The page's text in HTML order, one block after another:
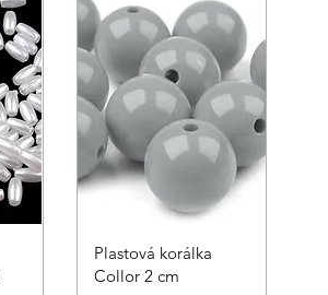
Rychlý náhled
Plastová korálka
Collor 2 cm